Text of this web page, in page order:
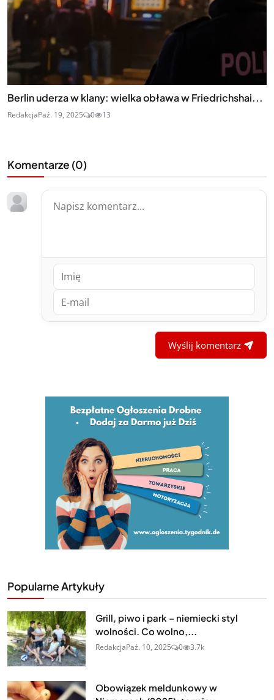
Berlin uderza w klany: wielka obława w Friedrichshai...
RedakcjaPaź. 19, 2025 0 13
Komentarze (0)
Wyślij komentarz
Popularne Artykuły
Grill, piwo i park – niemiecki styl
wolności. Co wolno,...
RedakcjaPaź. 10, 2025 0 3.7k
Obowiązek meldunkowy w